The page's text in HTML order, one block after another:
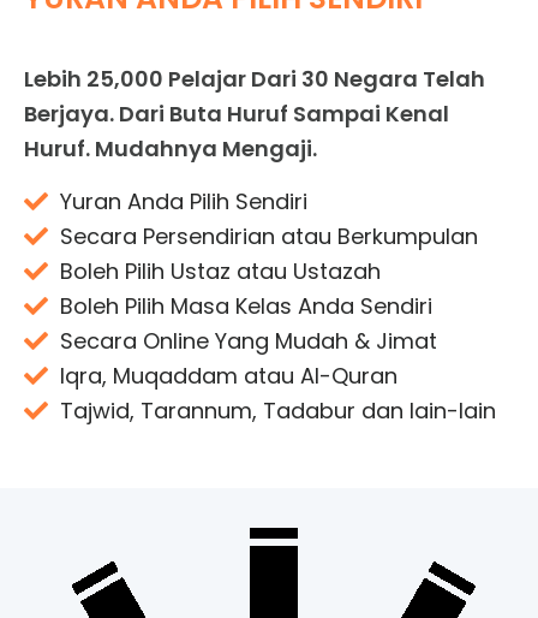
Lebih 25,000 Pelajar Dari 30 Negara Telah
Berjaya. Dari Buta Huruf Sampai Kenal
Huruf. Mudahnya Mengaji.
Yuran Anda Pilih Sendiri
Secara Persendirian atau Berkumpulan
Boleh Pilih Ustaz atau Ustazah
Boleh Pilih Masa Kelas Anda Sendiri
Secara Online Yang Mudah & Jimat
Iqra, Muqaddam atau Al-Quran
Tajwid, Tarannum, Tadabur dan lain-lain